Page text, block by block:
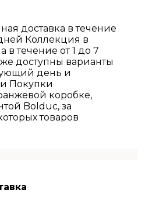
доставка в течение
Коллекция в
в течение от 1 до 7
доступны варианты
день и
Покупки
коробке,
Bolduc, за
товаров